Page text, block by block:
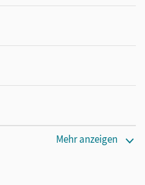
Mehr anzeigen